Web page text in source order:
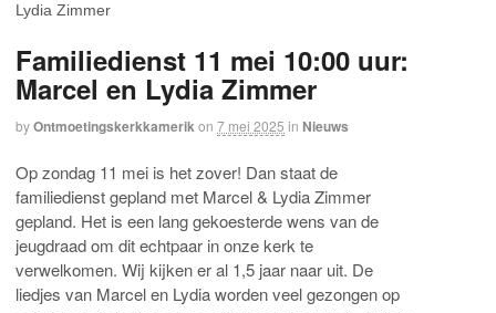
Lydia Zimmer
Familiedienst 11 mei 10:00 uur:
Marcel en Lydia Zimmer
byOntmoetingskerkkamerikon 7 mei 2025 in Nieuws
Op zondag 11 mei is het zover! Dan staat de
familiedienst gepland met Marcel & Lydia Zimmer
gepland. Het is een lang gekoesterde wens van de
jeugdraad om dit echtpaar in onze kerk te
verwelkomen. Wij kijken er al 1,5 jaar naar uit. De
liedjes van Marcel en Lydia worden veel gezongen op